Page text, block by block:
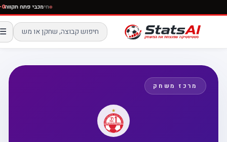
חימכבי פתח
☰
מרכז משחק